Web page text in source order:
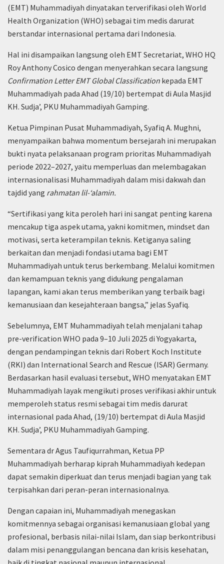
(EMT) Muhammadiyah dinyatakan terverifikasi oleh World
Health Organization (WHO) sebagai tim medis darurat
berstandar internasional pertama dari Indonesia.
Hal ini disampaikan langsung oleh EMT Secretariat, WHO HQ
Roy Anthony Cosico dengan menyerahkan secara langsung
Confirmation Letter EMT Global Classification kepada EMT
Muhammadiyah pada Ahad (19/10) bertempat di Aula Masjid
KH. Sudja’, PKU Muhammadiyah Gamping.
Ketua Pimpinan Pusat Muhammadiyah, Syafiq A. Mughni,
menyampaikan bahwa momentum bersejarah ini merupakan
bukti nyata pelaksanaan program prioritas Muhammadiyah
periode 2022–2027, yaitu memperluas dan melembagakan
internasionalisasi Muhammadiyah dalam misi dakwah dan
tajdid yang rahmatan lil-‘alamin.
“Sertifikasi yang kita peroleh hari ini sangat penting karena
mencakup tiga aspek utama, yakni komitmen, mindset dan
motivasi, serta keterampilan teknis. Ketiganya saling
berkaitan dan menjadi fondasi utama bagi EMT
Muhammadiyah untuk terus berkembang. Melalui komitmen
dan kemampuan teknis yang didukung pengalaman
lapangan, kami akan terus memberikan yang terbaik bagi
kemanusiaan dan kesejahteraan bangsa,” jelas Syafiq.
Sebelumnya, EMT Muhammadiyah telah menjalani tahap
pre-verification WHO pada 9–10 Juli 2025 di Yogyakarta,
dengan pendampingan teknis dari Robert Koch Institute
(RKI) dan International Search and Rescue (ISAR) Germany.
Berdasarkan hasil evaluasi tersebut, WHO menyatakan EMT
Muhammadiyah layak mengikuti proses verifikasi akhir untuk
memperoleh status resmi sebagai tim medis darurat
internasional pada Ahad, (19/10) bertempat di Aula Masjid
KH. Sudja’, PKU Muhammadiyah Gamping.
Sementara dr Agus Taufiqurrahman, Ketua PP
Muhammadiyah berharap kiprah Muhammadiyah kedepan
dapat semakin diperkuat dan terus menjadi bagian yang tak
terpisahkan dari peran-peran internasionalnya.
Dengan capaian ini, Muhammadiyah menegaskan
komitmennya sebagai organisasi kemanusiaan global yang
profesional, berbasis nilai-nilai Islam, dan siap berkontribusi
dalam misi penanggulangan bencana dan krisis kesehatan,